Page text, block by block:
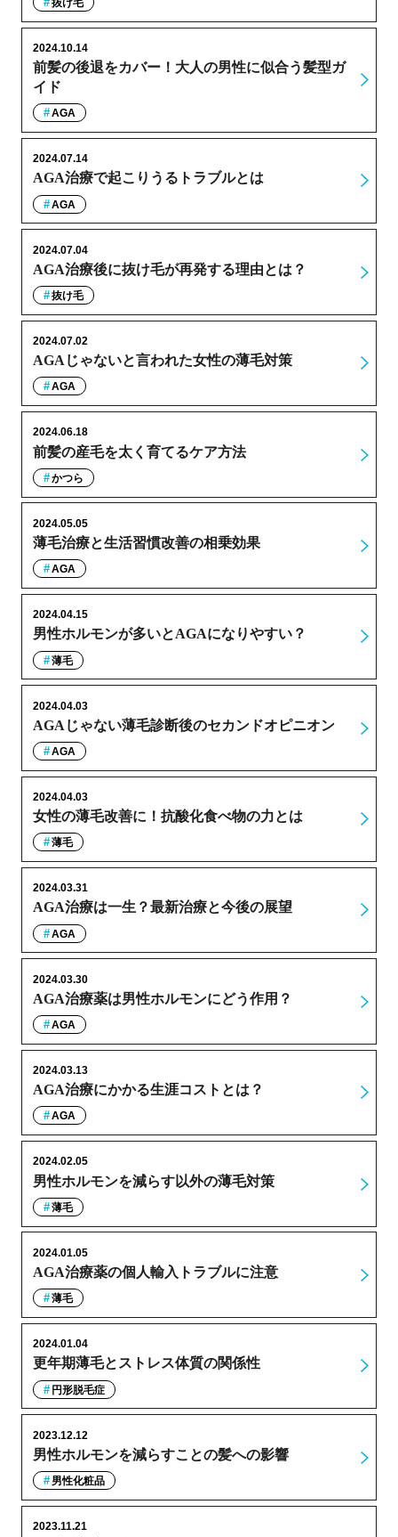
抜け毛
前髪の後退をカバー！大人の男性に似合う髪型ガ
イド
2024.10.14
AGA
AGA治療で起こりうるトラブルとは
2024.07.14
AGA
AGA治療後に抜け毛が再発する理由とは？
2024.07.04
抜け毛
AGAじゃないと言われた女性の薄毛対策
2024.07.02
AGA
前髪の産毛を太く育てるケア方法
2024.06.18
かつら
薄毛治療と生活習慣改善の相乗効果
2024.05.05
AGA
男性ホルモンが多いとAGAになりやすい？
2024.04.15
薄毛
AGAじゃない薄毛診断後のセカンドオピニオン
2024.04.03
AGA
女性の薄毛改善に！抗酸化食べ物の力とは
2024.04.03
薄毛
AGA治療は一生？最新治療と今後の展望
2024.03.31
AGA
AGA治療薬は男性ホルモンにどう作用？
2024.03.30
AGA
AGA治療にかかる生涯コストとは？
2024.03.13
AGA
男性ホルモンを減らす以外の薄毛対策
2024.02.05
薄毛
AGA治療薬の個人輸入トラブルに注意
2024.01.05
薄毛
更年期薄毛とストレス体質の関係性
2024.01.04
円形脱毛症
男性ホルモンを減らすことの髪への影響
2023.12.12
男性化粧品
2023.11.21